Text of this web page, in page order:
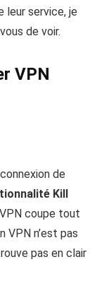
leur service, je
de voir.
VPN
de
Kill
coupe tout
n’est pas
pas en clair